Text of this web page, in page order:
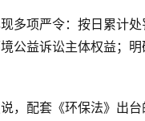
项严令：按日累计处
公益诉讼主体权益；
配套《环保法》出台